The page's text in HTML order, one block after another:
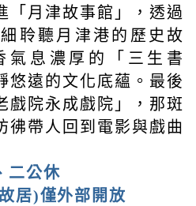
「月津故事館」，透過
聆聽月津港的歷史故
氣息濃厚的「三生書
悠遠的文化底蘊。最後
戲院永成戲院」，那斑
彿帶人回到電影與戲曲
二公休
居)僅外部開放